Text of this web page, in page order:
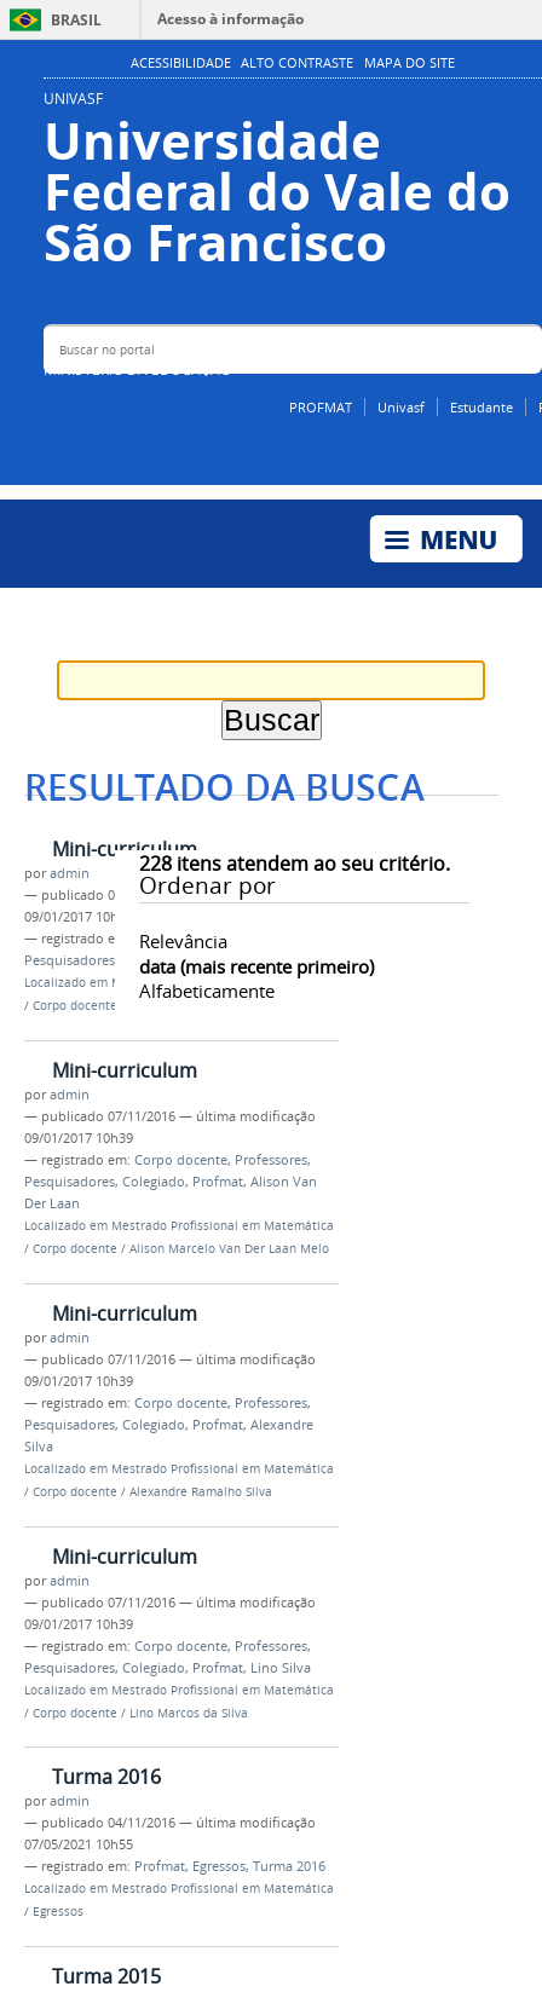
BRASIL
Acesso à informação
Participe
Canais
ACESSIBILIDADE ALTO CONTRASTE MAPA DO SITE
UNIVASF
Universidade
Federal do Vale do
São Francisco
MINISTÉRIO DA EDUCAÇÃO
Buscar no portal
PROFMAT Univasf Estudante
RESULTADO DA BUSCA
228itens atendem ao seu critério.
Ordenar por
Relevância
data (mais recente primeiro)
Alfabeticamente
Mini-curriculum
poradmin
— publicado 07/11/2016 —última modificação
09/01/2017 10h39
— registrado em:
Corpo docente
Pesquisadores
Colegiado,Profmat,Beto Bautista
Localizado em Mestrado Profissional em Matemática
/ Corpo docente
Mini-curriculum
poradmin
— publicado 07/11/2016 — última modificação
09/01/2017 10h39
— registrado em: Corpo docente, Professores,
Pesquisadores, Colegiado, Profmat, Alison Van
Der Laan
Localizado em Mestrado Profissional em Matemática
/ Corpo docente / Alison Marcelo Van Der Laan Melo
Mini-curriculum
poradmin
— publicado 07/11/2016 — última modificação
09/01/2017 10h39
— registrado em: Corpo docente, Professores,
Pesquisadores, Colegiado, Profmat, Alexandre
Silva
Localizado em Mestrado Profissional em Matemática
/ Corpo docente / Alexandre Ramalho Silva
Mini-curriculum
poradmin
— publicado 07/11/2016 — última modificação
09/01/2017 10h39
— registrado em: Corpo docente, Professores,
Pesquisadores, Colegiado, Profmat, Lino Silva
Localizado em Mestrado Profissional em Matemática
/ Corpo docente / Lino Marcos da Silva
Turma 2016
poradmin
— publicado 04/11/2016 — última modificação
07/05/2021 10h55
— registrado em: Profmat, Egressos, Turma 2016
Localizado em Mestrado Profissional em Matemática
/ Egressos
Turma 2015